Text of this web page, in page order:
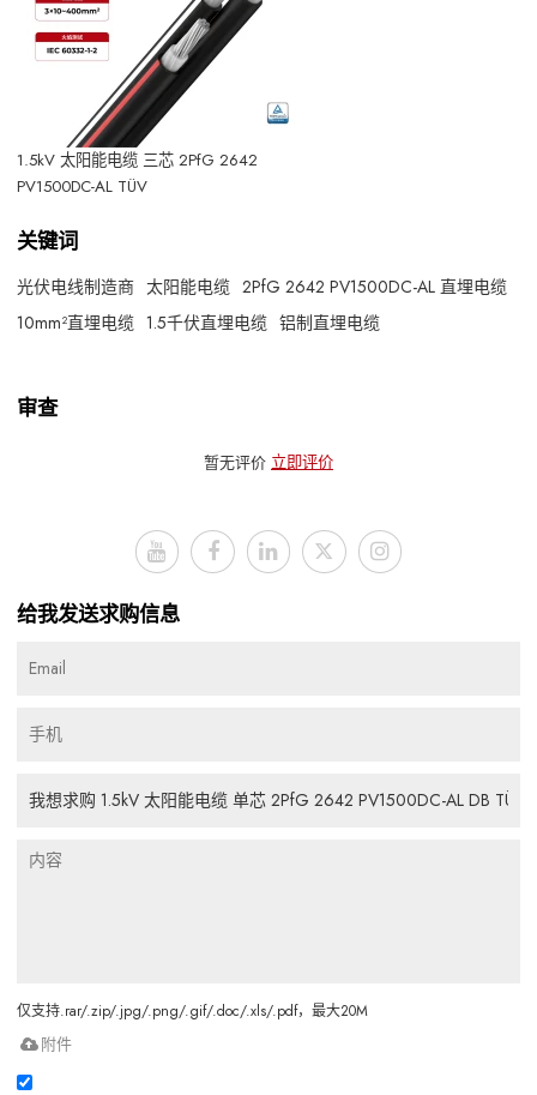
1.5kV 太阳能电缆 三芯 2PfG 2642
PV1500DC-AL TÜV
关键词
光伏电线制造商 太阳能电缆 2PfG 2642 PV1500DC-AL 直埋电缆
10mm²直埋电缆 1.5千伏直埋电缆 铝制直埋电缆
审查
暂无评价 立即评价
给我发送求购信息
仅支持.rar/.zip/.jpg/.png/.gif/.doc/.xls/.pdf，最大20M
附件